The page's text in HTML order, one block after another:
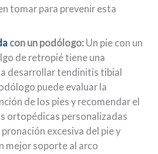
tomar para prevenir esta
con un podólogo: Un pie con un
de retropié tiene una
desarrollar tendinitis tibial
puede evaluar la
de los pies y recomendar el
ortopédicas personalizadas
excesiva del pie y
mejor soporte al arco